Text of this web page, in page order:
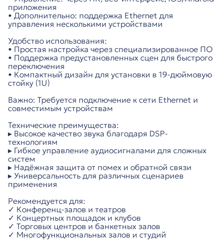
приложения
• Дополнительно: поддержка Ethernet для
управления несколькими устройствами
Удобство использования:
• Простая настройка через специализированное ПО
• Поддержка предустановленных сцен для быстрого
переключения
• Компактный дизайн для установки в 19-дюймовую
стойку (1U)
Важно: Требуется подключение к сети Ethernet и
совместимым устройствам
Технические преимущества:
▸ Высокое качество звука благодаря DSP-
технологиям
▸ Гибкое управление аудиосигналами для сложных
систем
▸ Надёжная защита от помех и обратной связи
▸ Универсальность для различных сценариев
применения
Рекомендуется для:
✓ Конференц-залов и театров
✓ Концертных площадок и клубов
✓ Торговых центров и банкетных залов
✓ Многофункциональных залов и студий